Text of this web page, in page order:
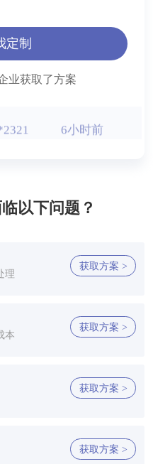
定制
业获取了方案
1小时前
1小时前
1小时前
1小时前
以下问题？
理
获取方案 >
本
获取方案 >
获取方案 >
获取方案 >